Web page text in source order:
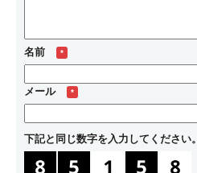
名前 *
メール *
下記と同じ数字を入力してください。